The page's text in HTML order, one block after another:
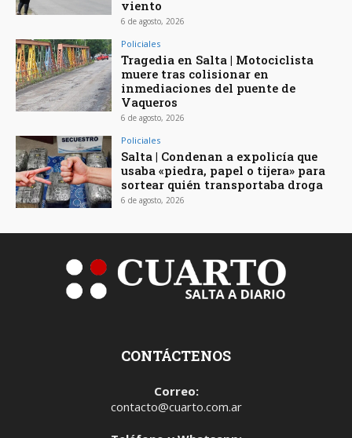
viento
6 de agosto, 2026
Policiales
Tragedia en Salta | Motociclista
muere tras colisionar en
inmediaciones del puente de
Vaqueros
6 de agosto, 2026
Policiales
Salta | Condenan a expolicía que
usaba «piedra, papel o tijera» para
sortear quién transportaba droga
6 de agosto, 2026
CONTÁCTENOS
Correo:
contacto@cuarto.com.ar